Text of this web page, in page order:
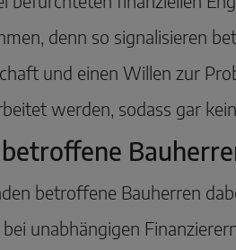
denn so signalisieren
und einen Willen zur
werden, sodass gar
betroffene Bauherren
unabhängigen